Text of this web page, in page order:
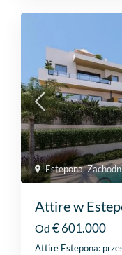
Estepona,
Attire w
Od € 601.000
Attire Estepona: